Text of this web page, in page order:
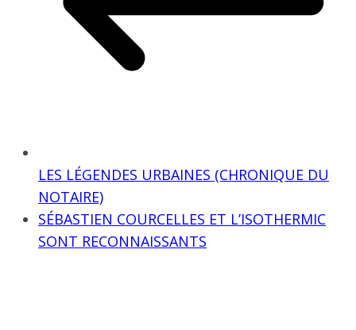
LES LÉGENDES URBAINES (CHRONIQUE DU
NOTAIRE)
SÉBASTIEN COURCELLES ET L’ISOTHERMIC
SONT RECONNAISSANTS